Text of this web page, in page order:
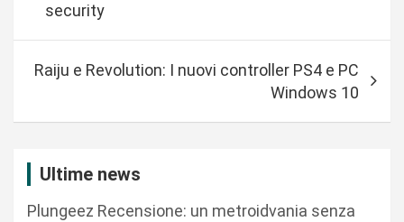
i
z
security
Raiju e Revolution: I nuovi controller PS4 e PC
Windows 10
Ultime news
Plungeez Recensione: un metroidvania senza